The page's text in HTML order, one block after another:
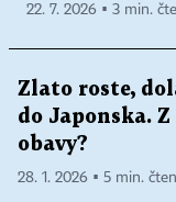
22. 7. 2026 ▪ 3 min.
Zlato roste,
do Japonska.
obavy?
28. 1. 2026 ▪ 5 min.